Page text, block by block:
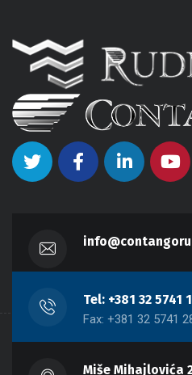
Tel: +381 32 5741
Fax: +381 32 5741
Miše Mihajlovića